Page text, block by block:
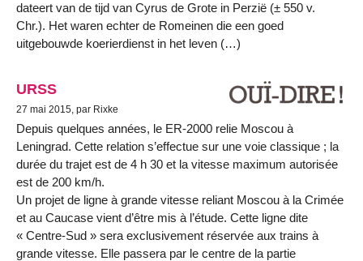
dateert van de tijd van Cyrus de Grote in Perzië (± 550 v.
Chr.). Het waren echter de Romeinen die een goed
uitgebouwde koerierdienst in het leven (…)
URSS
27 mai 2015, par Rixke
Depuis quelques années, le ER-2000 relie Moscou à
Leningrad. Cette relation s’effectue sur une voie classique ; la
durée du trajet est de 4 h 30 et la vitesse maximum autorisée
est de 200 km/h.
Un projet de ligne à grande vitesse reliant Moscou à la Crimée
et au Caucase vient d’être mis à l’étude. Cette ligne dite
« Centre-Sud » sera exclusivement réservée aux trains à
grande vitesse. Elle passera par le centre de la partie